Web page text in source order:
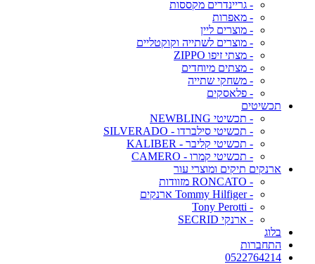
- גריינדרים מקססות
- מאפרות
- מוצרים ליין
- מוצרים לשתייה וקוקטליים
- מצתי זיפו ZIPPO
- מצתים מיוחדים
- משחקי שתייה
- פלאסקים
תכשיטים
- תכשיטי NEWBLING
- תכשיטי סילברדו - SILVERADO
- תכשיטי קליבר - KALIBER
- תכשיטי קמרו - CAMERO
ארנקים תיקים ומוצרי עור
- RONCATO מזוודות
- Tommy Hilfiger ארנקים
- Tony Perotti
- ארנקי SECRID
בלוג
התחברות
0522764214